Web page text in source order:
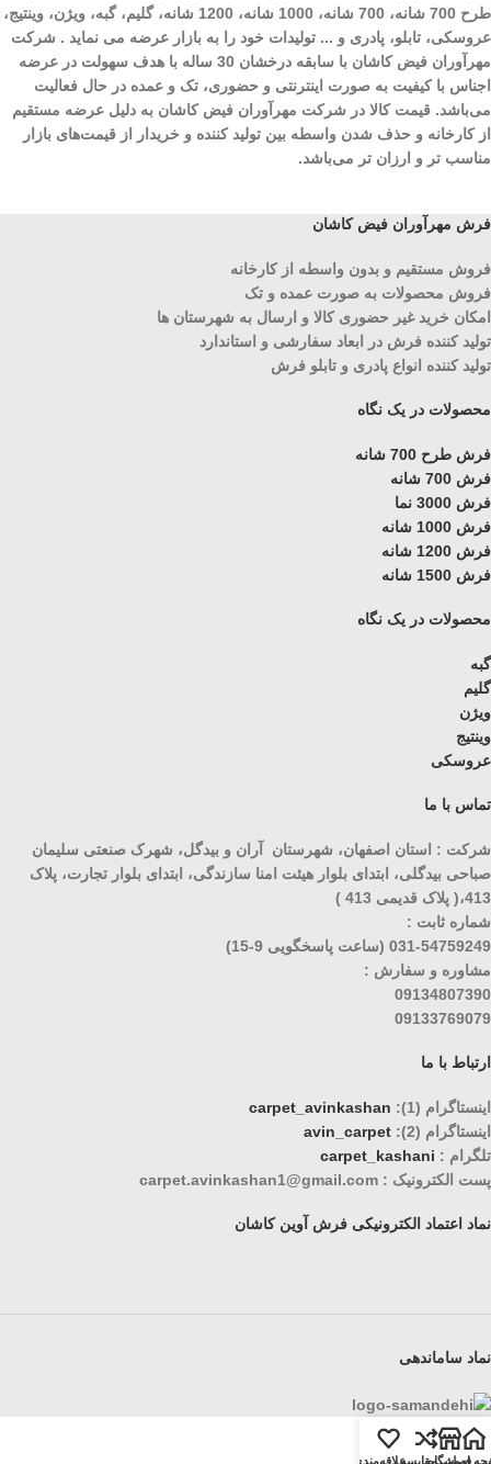
طرح 700 شانه، 700 شانه، 1000 شانه، 1200 شانه، گلیم، گبه، ویژن، وینتیج،
عروسکی، تابلو، پادری و ... تولیدات خود را به بازار عرضه می نماید . شرکت
مهرآوران فیض کاشان با سابقه درخشان 30 ساله با هدف سهولت در عرضه
اجناس با کیفیت به صورت اینترنتی و حضوری، تک و عمده در حال فعالیت
می‌باشد. قیمت کالا در شرکت مهرآوران فیض کاشان به دلیل عرضه مستقیم
از کارخانه و حذف شدن واسطه بین تولید کننده و خریدار از قیمت‌های بازار
مناسب تر و ارزان تر می‌باشد.
فرش مهرآوران فیض کاشان
فروش مستقیم و بدون واسطه از کارخانه
فروش محصولات به صورت عمده و تک
امکان خرید غیر حضوری کالا و ارسال به شهرستان ها
تولید کننده فرش در ابعاد سفارشی و استاندارد
تولید کننده انواع پادری و تابلو فرش
محصولات در یک نگاه
فرش طرح 700 شانه
فرش 700 شانه
فرش 3000 نما
فرش 1000 شانه
فرش 1200 شانه
فرش 1500 شانه
محصولات در یک نگاه
گبه
گلیم
ویژن
وینتیج
عروسکی
تماس با ما
شرکت : استان اصفهان، شهرستان آران و بیدگل، شهرک صنعتی سلیمان
صباحی بیدگلی، ابتدای بلوار هیئت امنا سازندگی، ابتدای بلوار تجارت، پلاک
413،( پلاک قدیمی 413 )
شماره ثابت :
031-54759249 (ساعت پاسخگویی 9-15)
مشاوره و سفارش :
09134807390
09133769079
ارتباط با ما
اینستاگرام (1):
carpet_avinkashan
اینستاگرام (2):
avin_carpet
تلگرام : carpet_kashani
پست الکترونیک : carpet.avinkashan1@gmail.com
نماد اعتماد الکترونیکی فرش آوین کاشان
نماد ساماندهی
اصلی
فروشگاهمقایسهعلاقه‌مندی